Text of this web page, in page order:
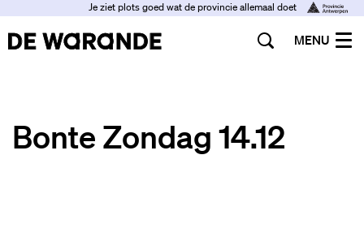
Je ziet plots goed wat de provincie allemaal doet
MENU
Bonte Zondag 14.12